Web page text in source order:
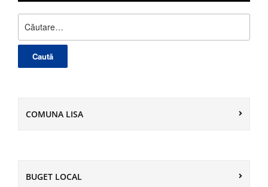
după:
COMUNA LISA
BUGET LOCAL